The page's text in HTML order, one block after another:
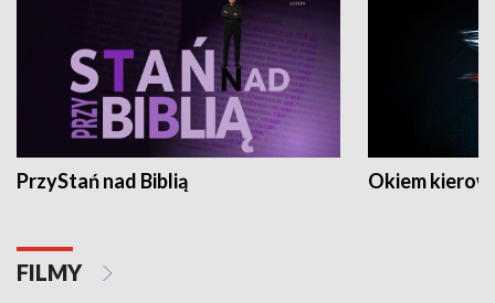
PrzyStań nad Biblią Okiem
FILMY